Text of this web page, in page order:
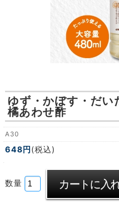
ゆず・かぼす・だい
橘あわせ酢
A30
648円 (税込)
数量